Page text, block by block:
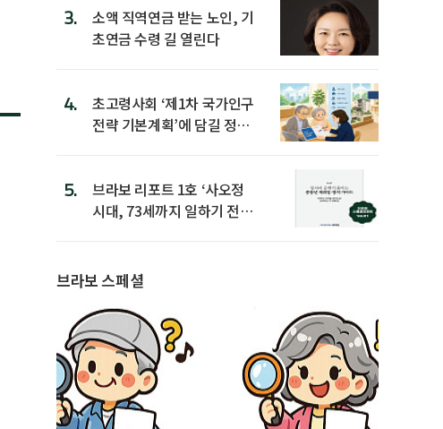
3.
소액 직역연금 받는 노인, 기
초연금 수령 길 열린다
4.
초고령사회 ‘제1차 국가인구
전략 기본계획’에 담길 정책
5.
브라보 리포트 1호 ‘사오정
시대, 73세까지 일하기 전략’
브라보 스페셜